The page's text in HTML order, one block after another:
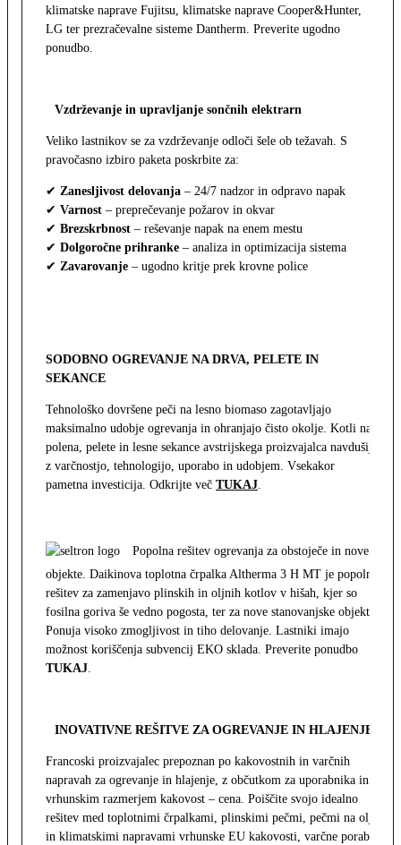
klimatske naprave Fujitsu, klimatske naprave Cooper&Hunter,
LG ter prezračevalne sisteme Dantherm. Preverite ugodno
ponudbo.
Vzdrževanje in upravljanje sončnih elektrarn
Veliko lastnikov se za vzdrževanje odloči šele ob težavah. S
pravočasno izbiro paketa poskrbite za:
✔ Zanesljivost delovanja – 24/7 nadzor in odpravo napak
✔ Varnost – preprečevanje požarov in okvar
✔ Brezskrbnost – reševanje napak na enem mestu
✔ Dolgoročne prihranke – analiza in optimizacija sistema
✔ Zavarovanje – ugodno kritje prek krovne police
SODOBNO OGREVANJE NA DRVA, PELETE IN
SEKANCE
Tehnološko dovršene peči na lesno biomaso zagotavljajo
maksimalno udobje ogrevanja in ohranjajo čisto okolje. Kotli na
polena, pelete in lesne sekance avstrijskega proizvajalca navdušijo
z varčnostjo, tehnologijo, uporabo in udobjem. Vsekakor
pametna investicija. Odkrijte več TUKAJ.
Popolna rešitev ogrevanja za obstoječe in nove
objekte. Daikinova toplotna črpalka Altherma 3 H MT je popolna
rešitev za zamenjavo plinskih in oljnih kotlov v hišah, kjer so
fosilna goriva še vedno pogosta, ter za nove stanovanjske objekte.
Ponuja visoko zmogljivost in tiho delovanje. Lastniki imajo
možnost koriščenja subvencij EKO sklada. Preverite ponudbo
TUKAJ.
INOVATIVNE REŠITVE ZA OGREVANJE IN HLAJENJE
Francoski proizvajalec prepoznan po kakovostnih in varčnih
napravah za ogrevanje in hlajenje, z občutkom za uporabnika in z
vrhunskim razmerjem kakovost – cena. Poiščite svojo idealno
rešitev med toplotnimi črpalkami, plinskimi pečmi, pečmi na olje
in klimatskimi napravami vrhunske EU kakovosti, varčne porabe